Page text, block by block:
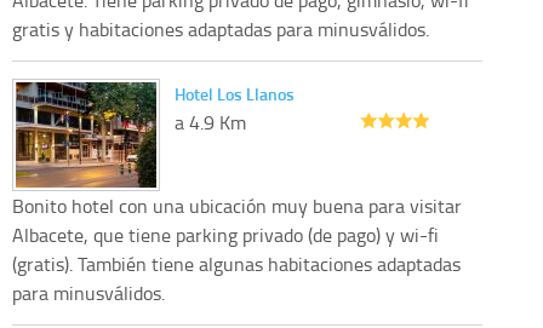
gratis y habitaciones adaptadas para minusválidos.
Hotel Los Llanos
a 4.9 Km
Bonito hotel con una ubicación muy buena para visitar
Albacete, que tiene parking privado (de pago) y wi-fi
(gratis). También tiene algunas habitaciones adaptadas
para minusválidos.